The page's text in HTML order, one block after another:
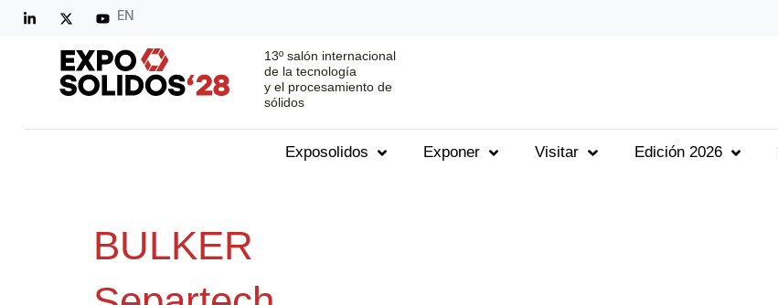
EN
13º salón internacional
de la tecnología
y el procesamiento de
sólidos
Exposolidos Exponer Visitar Edición 2026
BULKER